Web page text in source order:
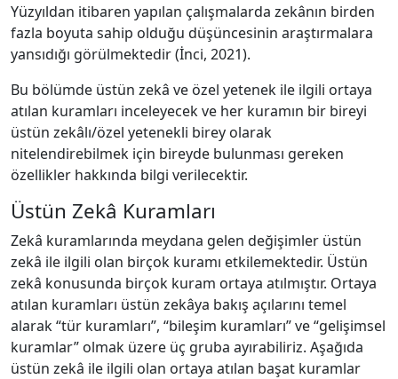
Yüzyıldan itibaren yapılan çalışmalarda zekânın birden
fazla boyuta sahip olduğu düşüncesinin araştırmalara
yansıdığı görülmektedir (İnci, 2021).
Bu bölümde üstün zekâ ve özel yetenek ile ilgili ortaya
atılan kuramları inceleyecek ve her kuramın bir bireyi
üstün zekâlı/özel yetenekli birey olarak
nitelendirebilmek için bireyde bulunması gereken
özellikler hakkında bilgi verilecektir.
Üstün Zekâ Kuramları
Zekâ kuramlarında meydana gelen değişimler üstün
zekâ ile ilgili olan birçok kuramı etkilemektedir. Üstün
zekâ konusunda birçok kuram ortaya atılmıştır. Ortaya
atılan kuramları üstün zekâya bakış açılarını temel
alarak “tür kuramları”, “bileşim kuramları” ve “gelişimsel
kuramlar” olmak üzere üç gruba ayırabiliriz. Aşağıda
üstün zekâ ile ilgili olan ortaya atılan başat kuramlar